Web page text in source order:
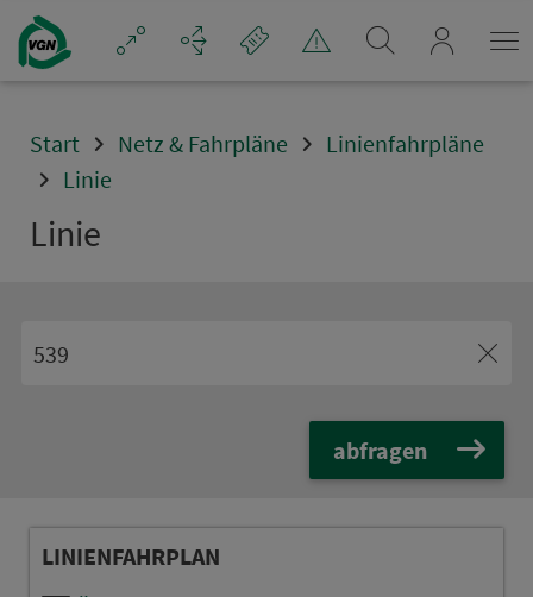
Navigation überspringen
Start Netz & Fahrpläne
Linienfahrpläne
Linie
Linie
abfragen
LINIENFAHRPLAN